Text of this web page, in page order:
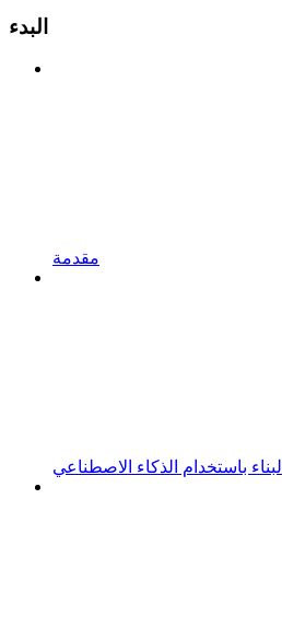
البدء
مقدمة
البناء باستخدام الذكاء الاصطناعي